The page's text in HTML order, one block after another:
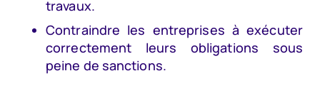
travaux.
Contraindre les entreprises à exécuter
correctement leurs obligations sous
peine de sanctions.